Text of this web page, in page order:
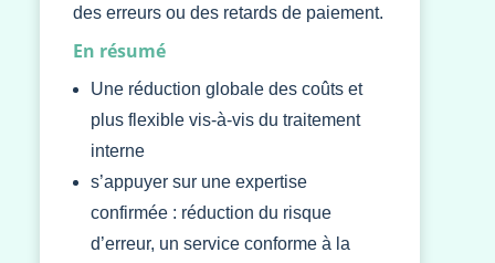
des erreurs ou des retards de paiement.
En résumé
Une réduction globale des coûts et
plus flexible vis-à-vis du traitement
interne
s’appuyer sur une expertise
confirmée : réduction du risque
d’erreur, un service conforme à la